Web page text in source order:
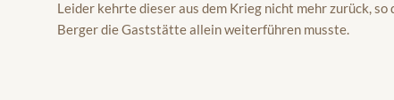
Leider kehrte dieser aus dem Krieg nicht mehr zurück, so
Berger die Gaststätte allein weiterführen musste.